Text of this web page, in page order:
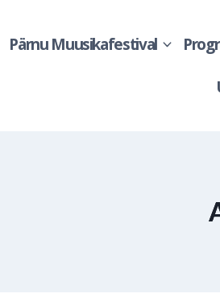
Pärnu Muusikafestival